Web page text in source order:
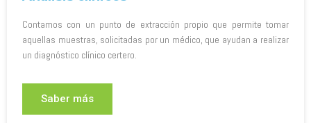
Contamos con un punto de extracción propio que permite tomar
aquellas muestras, solicitadas por un médico, que ayudan a realizar
un diagnóstico clínico certero.
Saber más